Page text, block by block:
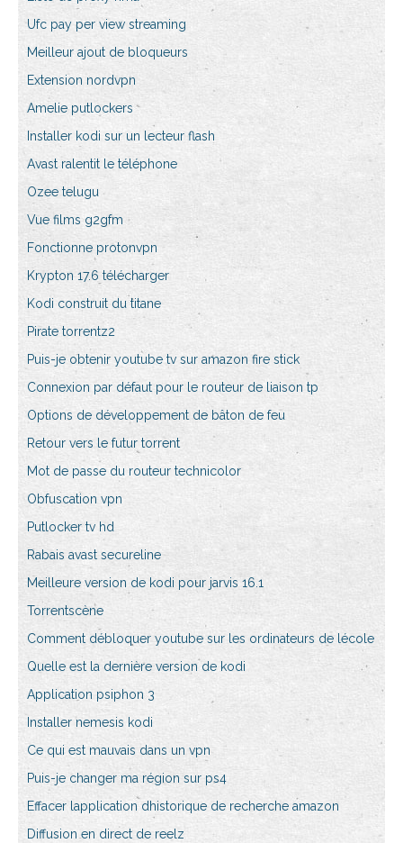
Ufc pay per view streaming
Meilleur ajout de bloqueurs
Extension nordvpn
Amelie putlockers
Installer kodi sur un lecteur flash
Avast ralentit le téléphone
Ozee telugu
Vue films g2gfm
Fonctionne protonvpn
Krypton 17.6 télécharger
Kodi construit du titane
Pirate torrentz2
Puis-je obtenir youtube tv sur amazon fire stick
Connexion par défaut pour le routeur de liaison tp
Options de développement de bâton de feu
Retour vers le futur torrent
Mot de passe du routeur technicolor
Obfuscation vpn
Putlocker tv hd
Rabais avast secureline
Meilleure version de kodi pour jarvis 16.1
Torrentscène
Comment débloquer youtube sur les ordinateurs de lécole
Quelle est la dernière version de kodi
Application psiphon 3
Installer nemesis kodi
Ce qui est mauvais dans un vpn
Puis-je changer ma région sur ps4
Effacer lapplication dhistorique de recherche amazon
Diffusion en direct de reelz